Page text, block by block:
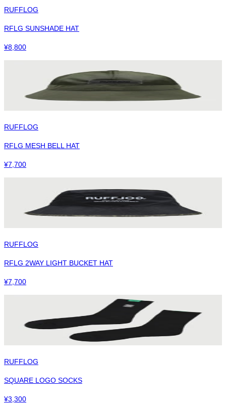
RUFFLOG
RFLG SUNSHADE HAT
¥8,800
RUFFLOG
RFLG MESH BELL HAT
¥7,700
RUFFLOG
RFLG 2WAY LIGHT BUCKET HAT
¥7,700
RUFFLOG
SQUARE LOGO SOCKS
¥3,300